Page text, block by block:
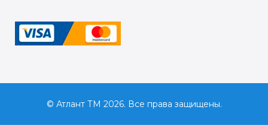
© Атлант ТМ 2026. Все права защищены.